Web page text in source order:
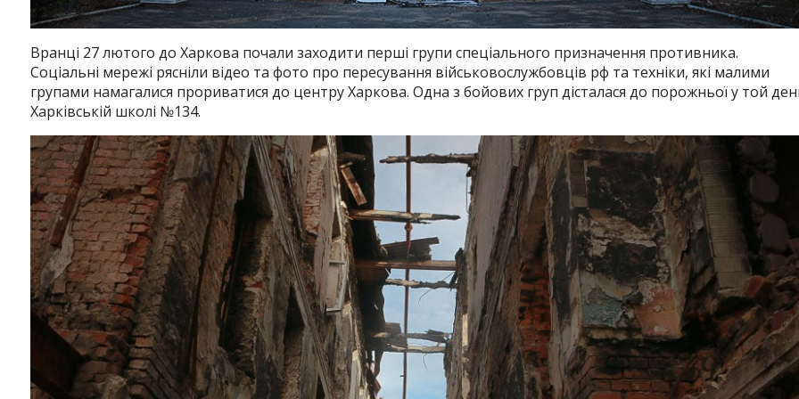
Вранці 27 лютого до Харкова почали заходити перші групи спеціального призначення противника.
Соціальні мережі рясніли відео та фото про пересування військовослужбовців рф та техніки, які малими
групами намагалися прориватися до центру Харкова. Одна з бойових груп дісталася до порожньої у той
Харківській школі №134.